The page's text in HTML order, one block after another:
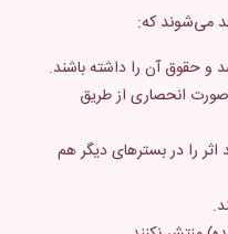
می‌شوند که:
و حقوق آن را داشته باشند.
انحصاری از طریق
اثر را در بسترهای دیگر هم